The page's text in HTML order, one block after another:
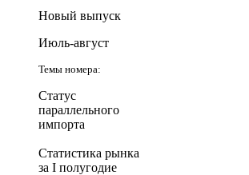
Новый выпуск
Июль-август
Темы номера:
Статус
параллельного
импорта
Статистика рынка
за I полугодие